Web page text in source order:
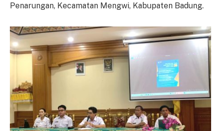
Penarungan, Kecamatan Mengwi, Kabupaten Badung.